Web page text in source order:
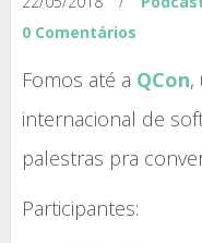
0 Comentários
Fomos até a QCon,
internacional de
palestras pra
Participantes: